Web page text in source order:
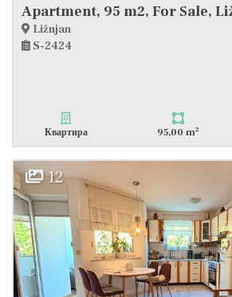
Apartment, 95 m2, For Sale,
Ližnjan
S-2424
Квартира 95,00 m2
12